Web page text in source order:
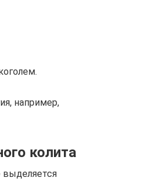
например,
колита
выделяется